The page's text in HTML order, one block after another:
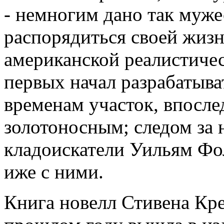
- немногим дано так
распорядиться своей
американской
первых начал
временам участок,
золотоносным; следом
кладоискатели Уильям
иже с ними.
Книга новелл Стивена